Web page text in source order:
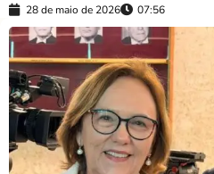
28 de maio de 2026 07:56